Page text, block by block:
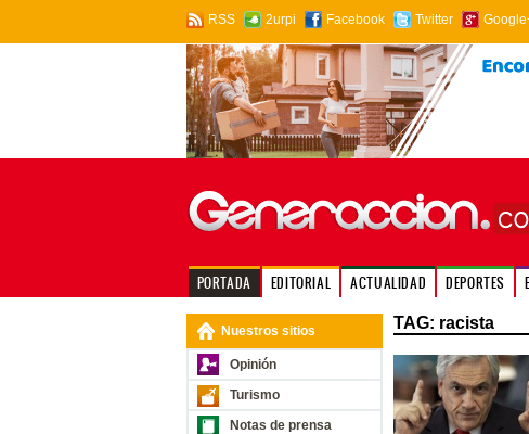
RSS 2urpi Facebook Twitter
PORTADA EDITORIAL ACTUALIDAD DEPORTES
Nuestros sitios
Opinión
Turismo
Notas de prensa
TAG: racista